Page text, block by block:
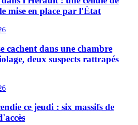
mise en place par l'État
cachent dans une chambre
deux suspects rattrapés
ce jeudi : six massifs de